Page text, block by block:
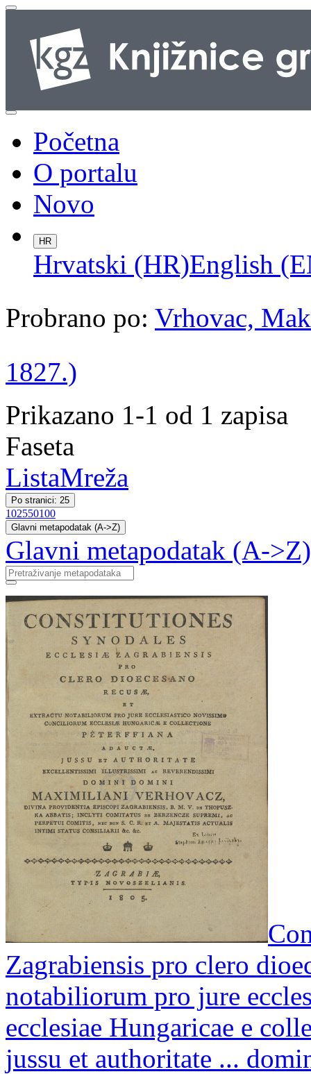
Početna
O portalu
Novo
HR
Hrvatski (HR)English
Probrano po: Vrhovac,
1827.)
Prikazano 1-1 od 1 zapisa
Faseta
ListaMreža
Po stranici: 25
102550100
Glavni metapodatak (A->Z)
Glavni metapodatak (A->Z)
Zagrabiensis pro clero
notabiliorum pro jure
ecclesiae Hungaricae e
jussu et authoritate ...